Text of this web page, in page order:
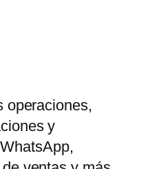
operaciones,
y